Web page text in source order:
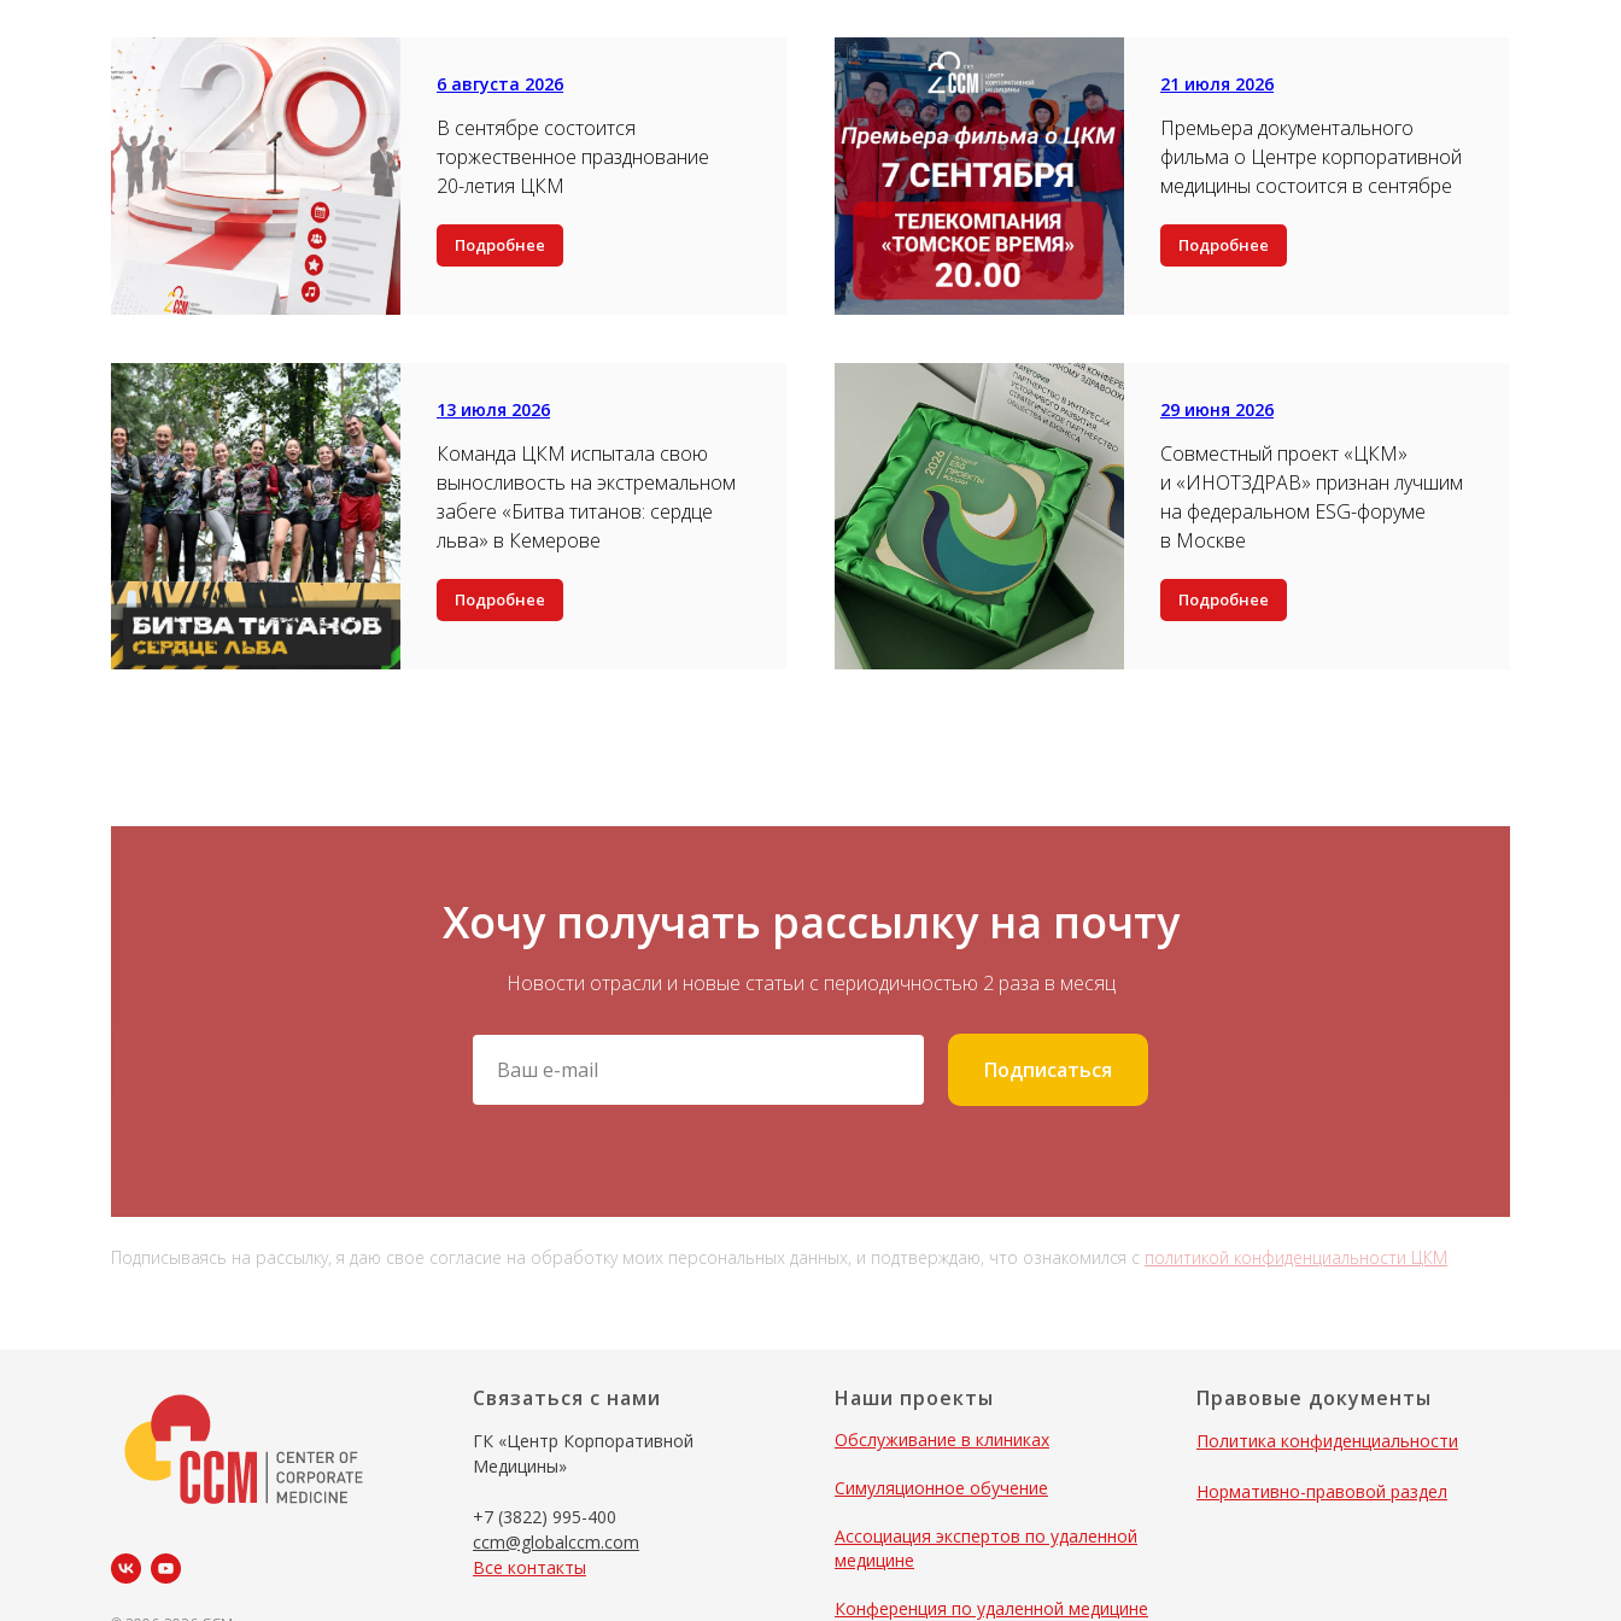
6 августа 2026
В сентябре состоится
торжественное празднование
20-летия ЦКМ
Подробнее
21 июля 2026
Премьера документального
фильма о Центре корпоративной
медицины состоится в сентябре
Подробнее
13 июля 2026
Команда ЦКМ испытала свою
выносливость на экстремальном
забеге «Битва титанов: сердце
льва» в Кемерове
Подробнее
29 июня 2026
Совместный проект «ЦКМ»
и «ИНОТЗДРАВ» признан лучшим
на федеральном ESG-форуме
в Москве
Подробнее
Хочу получать рассылку на почту
Новости отрасли и новые статьи с периодичностью 2 раза в месяц
Подписаться
Подписываясь на рассылку, я даю свое согласие на обработку моих персональных данных, и подтверждаю, что ознакомился с политикой конфиденциальности ЦКМ
Связаться с нами
ГК «Центр Корпоративной
Медицины»
+7 (3822) 995-400
ccm@globalccm.com
Все контакты
Наши проекты
Обслуживание в клиниках
Симуляционное обучение
Ассоциация экспертов по удаленной
медицине
Конференция по удаленной медицине
Правовые документы
Политика конфиденциальности
Нормативно-правовой раздел